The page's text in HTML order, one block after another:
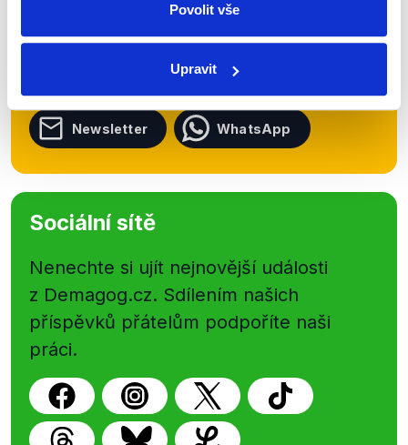
Povolit vše
Upravit
Začněte nás odebírat, a mějte tak
přehled o tom, jaké dezinformace a
nepravdy se zrovna v Česku šíří.
Newsletter WhatsApp
Sociální sítě
Nenechte si ujít nejnovější události
z Demagog.cz. Sdílením našich
příspěvků přátelům podpoříte naši
práci.